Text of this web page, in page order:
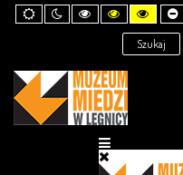
Default
mode
Night
mode
High
Contrast
mode
High
Contrast
Black
Yellow
mode
High
Black
mode
Szukaj